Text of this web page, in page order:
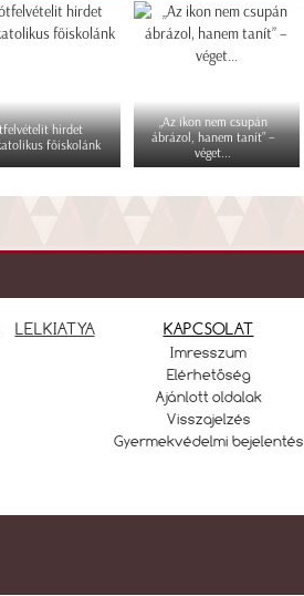
hirdet
főiskolánk
„Az ikon nem csupán
ábrázol, hanem tanít” –
véget...
LELKIATYA KAPCSOLAT
Imresszum
Elérhetőség
Ajánlott oldalak
Visszajelzés
Gyermekvédelmi bejelentés